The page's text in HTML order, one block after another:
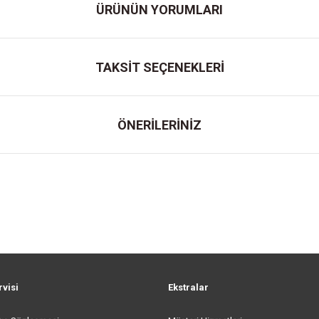
ÜRÜNÜN YORUMLARI
TAKSİT SEÇENEKLERİ
ÖNERİLERİNİZ
Ekstralar